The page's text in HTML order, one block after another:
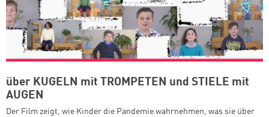
über KUGELN mit TROMPETEN und STIELE mit
AUGEN
Der Film zeigt, wie Kinder die Pandemie wahrnehmen, was sie über